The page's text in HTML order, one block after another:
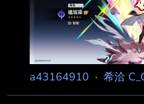
費石都還沒用完，可以
200抽可以搞定兩隻
了 回家發個100樓20P
a43164910 · 希洽